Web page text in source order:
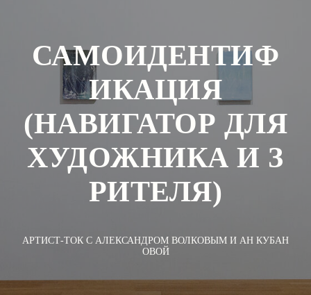
САМОИДЕНТИФ
ИКАЦИЯ
(НАВИГАТОР ДЛЯ
ХУДОЖНИКА И З
РИТЕЛЯ)
АРТИСТ-ТОК С АЛЕКСАНДРОМ ВОЛКОВЫМ И АН КУБАН
ОВОЙ